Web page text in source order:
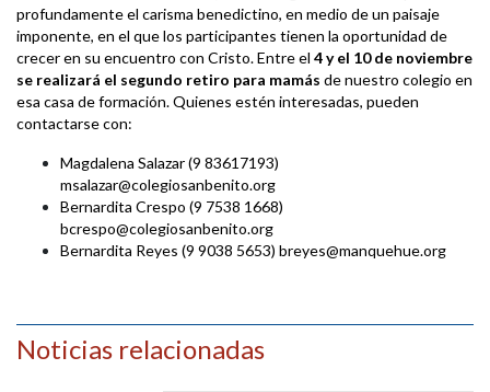
profundamente el carisma benedictino, en medio de un paisaje
imponente, en el que los participantes tienen la oportunidad de
crecer en su encuentro con Cristo. Entre el 4 y el 10 de noviembre
se realizará el segundo retiro para mamás de nuestro colegio en
esa casa de formación. Quienes estén interesadas, pueden
contactarse con:
Magdalena Salazar (9 83617193)
msalazar@colegiosanbenito.org
Bernardita Crespo (9 7538 1668)
bcrespo@colegiosanbenito.org
Bernardita Reyes (9 9038 5653) breyes@manquehue.org
Noticias relacionadas